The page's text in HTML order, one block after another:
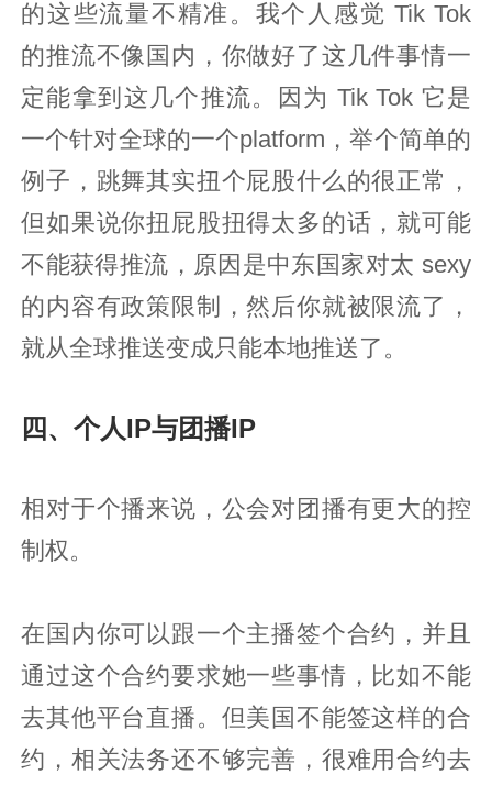
的这些流量不精准。我个人感觉 Tik Tok
的推流不像国内，你做好了这几件事情一
定能拿到这几个推流。因为 Tik Tok 它是
一个针对全球的一个platform，举个简单的
例子，跳舞其实扭个屁股什么的很正常，
但如果说你扭屁股扭得太多的话，就可能
不能获得推流，原因是中东国家对太 sexy
的内容有政策限制，然后你就被限流了，
就从全球推送变成只能本地推送了。
四、个人IP与团播IP
相对于个播来说，公会对团播有更大的控
制权。
在国内你可以跟一个主播签个合约，并且
通过这个合约要求她一些事情，比如不能
去其他平台直播。但美国不能签这样的合
约，相关法务还不够完善，很难用合约去